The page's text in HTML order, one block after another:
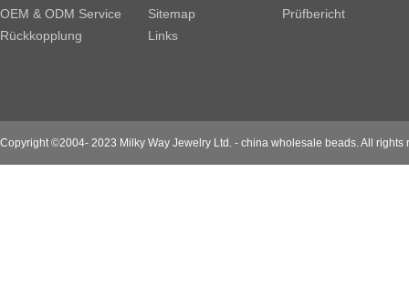
OEM & ODM Service
Rückkopplung
Sitemap
Links
Prüfbericht
Copyright ©2004- 2023 Milky Way Jewelry Ltd. - china wholesale beads. All rights